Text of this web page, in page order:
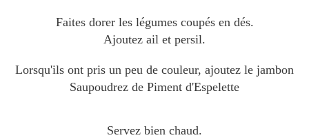
Faites dorer les légumes coupés en dés.
Ajoutez ail et persil.
Lorsqu'ils ont pris un peu de couleur, ajoutez le jambon
Saupoudrez de Piment d'Espelette
Servez bien chaud.